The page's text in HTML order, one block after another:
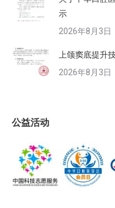
示
2026年8月3日
上颌窦底提升
2026年8月3日
公益活动